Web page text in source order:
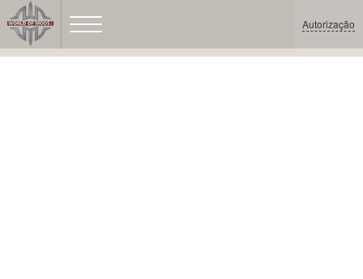
Autorização